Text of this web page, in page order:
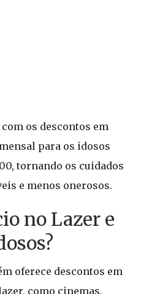
os descontos em
para os idosos
tornando os cuidados
e menos onerosos.
no Lazer e
oferece descontos em
como cinemas,